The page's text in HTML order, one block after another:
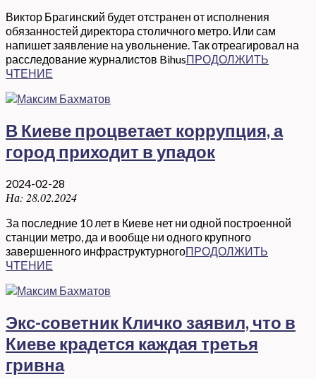
Виктор Брагинский будет отстранен от исполнения
обязанностей директора столичного метро. Или сам
напишет заявление на увольнение. Так отреагировал на
расследование журналистов BihusПРОДОЛЖИТЬ
ЧТЕНИЕ
В Киеве процветает коррупция, а
город приходит в упадок
2024-02-28
На: 28.02.2024
За последние 10 лет в Киеве нет ни одной построенной
станции метро, да и вообще ни одного крупного
завершенного инфраструктурногоПРОДОЛЖИТЬ
ЧТЕНИЕ
Экс-советник Кличко заявил, что в
Киеве крадется каждая третья
гривна